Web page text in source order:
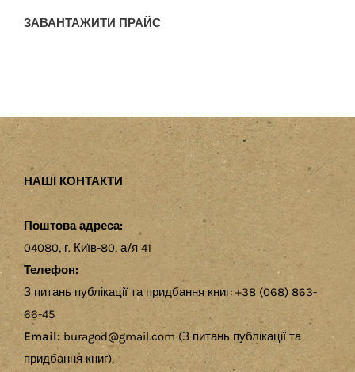
ЗАВАНТАЖИТИ ПРАЙС
НАШІ КОНТАКТИ
Поштова адреса:
04080, г. Київ-80, а/я 41
Телефон:
З питань публікації та придбання книг: +38 (068) 863-
66-45
Email: buragod@gmail.com (З питань публікації та
придбання книг),